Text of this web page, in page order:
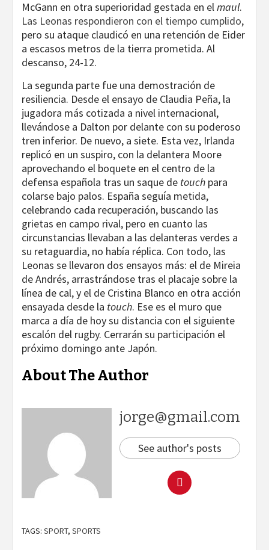
McGann en otra superioridad gestada en elmaul.
Las Leonas respondieron con el tiempo cumplido,
pero su ataque claudicó en una retención de Eider
a escasos metros de la tierra prometida. Al
descanso, 24-12.
La segunda parte fue una demostración de
resiliencia. Desde el ensayo de Claudia Peña, la
jugadora más cotizada a nivel internacional,
llevándose a Dalton por delante con su poderoso
tren inferior. De nuevo, a siete. Esta vez, Irlanda
replicó en un suspiro, con la delantera Moore
aprovechando el boquete en el centro de la
defensa española tras un saque de touch para
colarse bajo palos. España seguía metida,
celebrando cada recuperación, buscando las
grietas en campo rival, pero en cuanto las
circunstancias llevaban a las delanteras verdes a
su retaguardia, no había réplica. Con todo, las
Leonas se llevaron dos ensayos más: el de Mireia
de Andrés, arrastrándose tras el placaje sobre la
línea de cal, y el de Cristina Blanco en otra acción
ensayada desde la touch. Ese es el muro que
marca a día de hoy su distancia con el siguiente
escalón del rugby. Cerrarán su participación el
próximo domingo ante Japón.
About The Author
jorge@gmail.com
See author's posts
TAGS: SPORT, SPORTS